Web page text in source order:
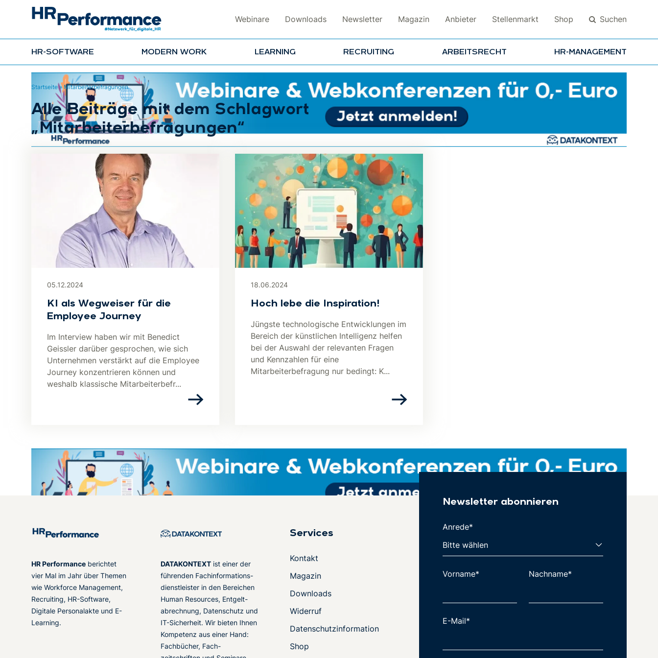
Webinare Downloads Newsletter Magazin Anbieter Stellenmarkt Shop Suchen
HR-SOFTWARE MODERN WORK LEARNING RECRUITING ARBEITSRECHT HR-MANAGEMENT
Suchen
Startseite»Mitarbeiterbefragungen
Alle Beiträge mit dem Schlagwort
„Mitarbeiterbefragungen“
05.12.2024
KI als Wegweiser für die
Employee Journey
Im Interview haben wir mit Benedict
Geissler darüber gesprochen, wie sich
Unternehmen verstärkt auf die Employee
Journey konzentrieren können und
weshalb klassische Mitarbeiterbefr...
18.06.2024
Hoch lebe die Inspiration!
Jüngste technologische Entwicklungen im
Bereich der künstlichen Intelligenz helfen
bei der Auswahl der relevanten Fragen
und Kennzahlen für eine
Mitarbeiterbefragung nur bedingt: K...
HR Performance berichtet
vier Mal im Jahr über Themen
wie Workforce Management,
Recruiting, HR-Software,
Digitale Personalakte und E-
Learning.
DATAKONTEXT ist einer der
führenden Fachinformations-
dienstleister in den Bereichen
Human Resources, Entgelt-
abrechnung, Datenschutz und
IT-Sicherheit. Wir bieten Ihnen
Kompetenz aus einer Hand:
Fachbücher, Fach-
Services
Kontakt
Magazin
Downloads
Widerruf
Datenschutzinformation
Shop
Newsletter abonnieren
Anrede*
Vorname* Nachname*
E-Mail*